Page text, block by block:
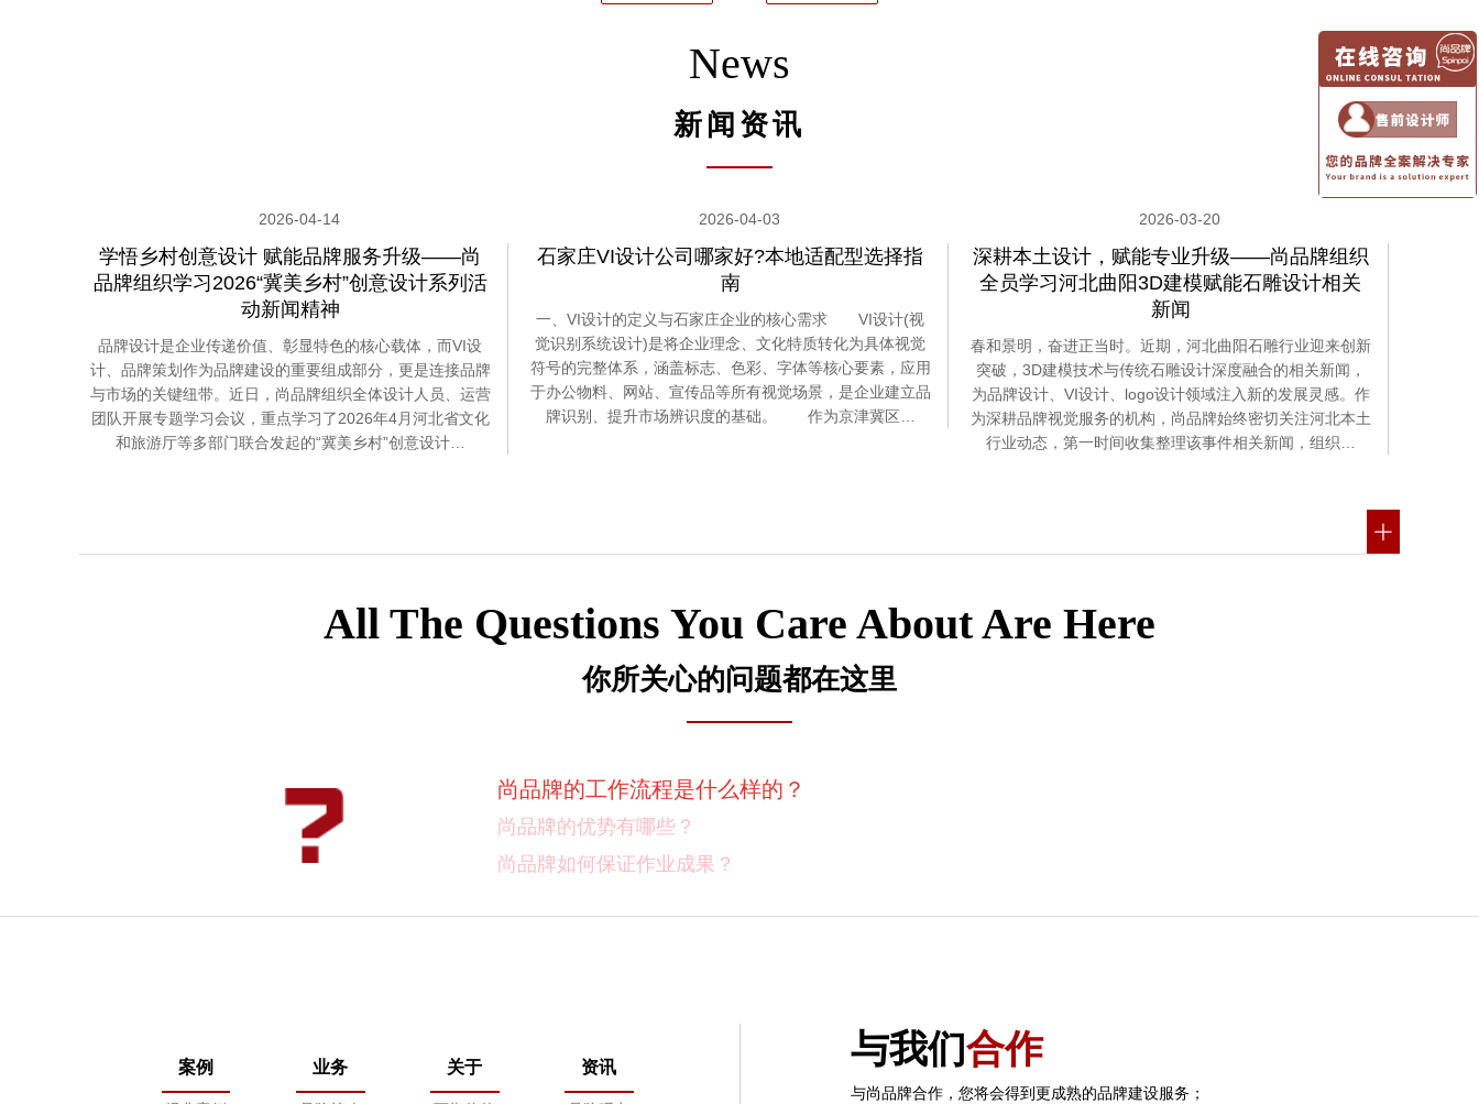
News
新闻资讯
2026-04-14
学悟乡村创意设计 赋能品牌服务升级——尚
品牌组织学习2026“冀美乡村”创意设计系列活
动新闻精神
品牌设计是企业传递价值、彰显特色的核心载体，而VI设
计、品牌策划作为品牌建设的重要组成部分，更是连接品牌
与市场的关键纽带。近日，尚品牌组织全体设计人员、运营
团队开展专题学习会议，重点学习了2026年4月河北省文化
和旅游厅等多部门联合发起的“冀美乡村”创意设计…
2026-04-03
石家庄VI设计公司哪家好?本地适配型选择指
南
一、VI设计的定义与石家庄企业的核心需求 VI设计(视
觉识别系统设计)是将企业理念、文化特质转化为具体视觉
符号的完整体系，涵盖标志、色彩、字体等核心要素，应用
于办公物料、网站、宣传品等所有视觉场景，是企业建立品
牌识别、提升市场辨识度的基础。 作为京津冀区…
2026-03-20
深耕本土设计，赋能专业升级——尚品牌组织
全员学习河北曲阳3D建模赋能石雕设计相关
新闻
春和景明，奋进正当时。近期，河北曲阳石雕行业迎来创新
突破，3D建模技术与传统石雕设计深度融合的相关新闻，
为品牌设计、VI设计、logo设计领域注入新的发展灵感。作
为深耕品牌视觉服务的机构，尚品牌始终密切关注河北本土
行业动态，第一时间收集整理该事件相关新闻，组织…
All The Questions You Care About Are Here
你所关心的问题都在这里
尚品牌的价格体系是什么样的？
尚品牌的工作流程是什么样的？
尚品牌的优势有哪些？
项目启动之前您需要给我们提供什么资料？
怎样保证项目进度按时完成？
案例 业务 关于 资讯 与我们合作
与尚品牌合作，您将会得到更成熟的品牌建设服务；